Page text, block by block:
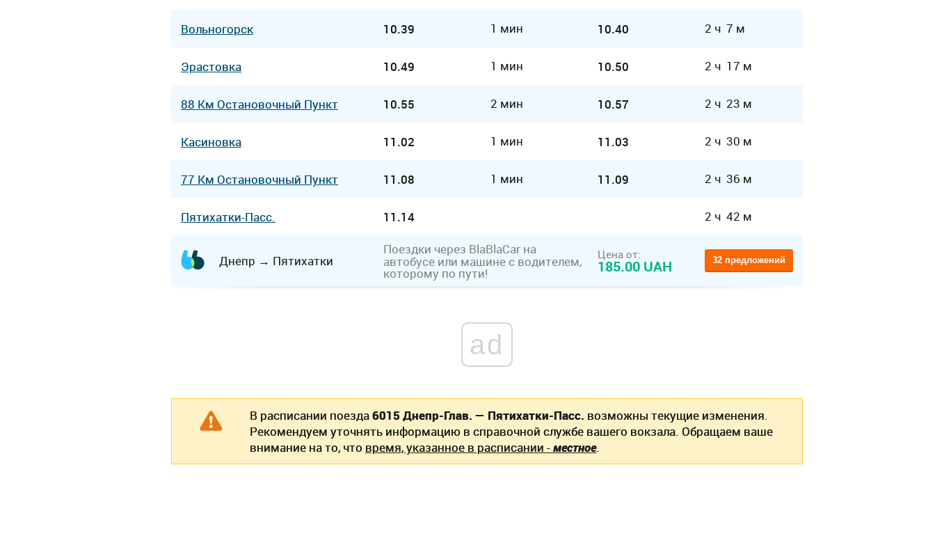
Вольногорск 10.39 1 мин 10.40 2 ч 7 м
Эрастовка 10.49 1 мин 10.50 2 ч 17 м
88 Км Остановочный Пункт 10.55 2 мин 10.57 2 ч 23 м
Касиновка 11.02 1 мин 11.03 2 ч 30 м
77 Км Остановочный Пункт 11.08 1 мин 11.09 2 ч 36 м
Пятихатки-Пасс. 11.14 2 ч 42 м
Днепр → Пятихатки
Поездки через BlaBlaCar на
автобусе или машине с водителем,
которому по пути!
Цена от:
185.00 UAH 32 предложений
ad
В расписании поезда6015 Днепр-Глав. — Пятихатки-Пасс. возможны текущие изменения.
Рекомендуем уточнять информацию в справочной службе вашего вокзала. Обращаем ваше
внимание на то, что время, указанное в расписании -местное.